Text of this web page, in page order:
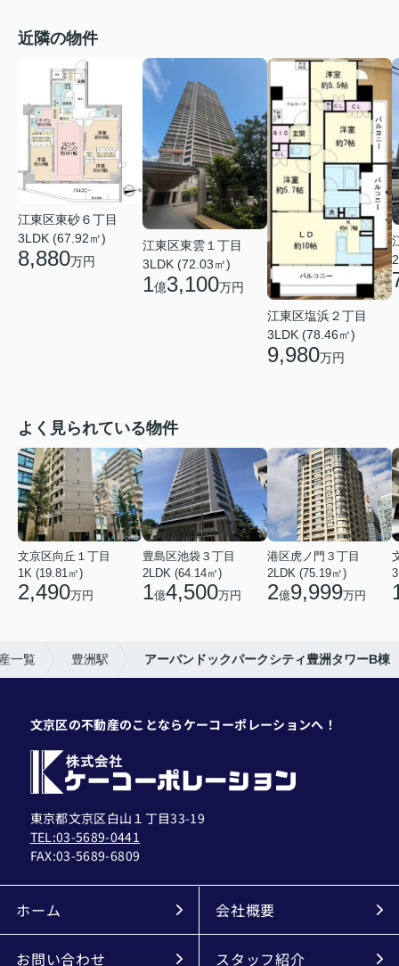
近隣の物件
江東区東砂６丁目
3LDK (67.92㎡)
8,880万円
江東区東雲１丁目
3LDK (72.03㎡)
1億3,100万円
江東区塩浜２丁目
3LDK (78.46㎡)
9,980万円
よく見られている物件
文京区向丘１丁目
1K (19.81㎡)
2,490万円
豊島区池袋３丁目
2LDK (64.14㎡)
1億4,500万円
港区虎ノ門３丁目
2LDK (75.19㎡)
2億9,999万円
一覧 豊洲駅 アーバンドックパークシティ豊洲タワーB棟
文京区の不動産のことならケーコーポレーションへ！
東京都文京区白山１丁目33-19
TEL:03-5689-0441
FAX:03-5689-6809
ホーム 会社概要
お問い合わせ スタッフ紹介